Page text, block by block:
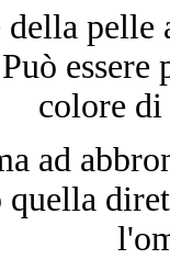
colore di
ad